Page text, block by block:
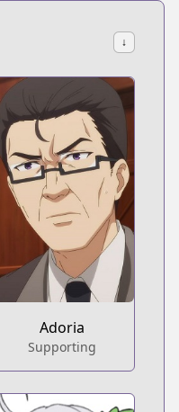
↓
Adoria
Supporting